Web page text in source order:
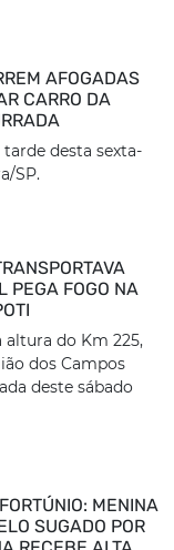
AFOGADAS
CARRO DA
desta sexta-
SP.
PEGA FOGO NA
altura do Km 225,
dos Campos
deste sábado
MENINA
SUGADO POR